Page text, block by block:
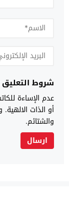
شروط التعليق
عدم الإساءة
أو الذات
والشتائم.